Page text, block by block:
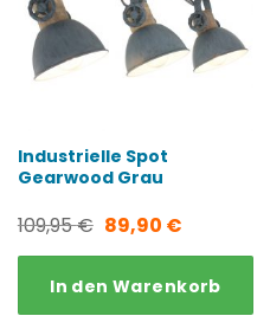
Industrielle Spot
Gearwood Grau
109,95€ Ursprünglicher
Preis
war:
89,90 €Aktueller
Preis
ist:
In den Warenkorb